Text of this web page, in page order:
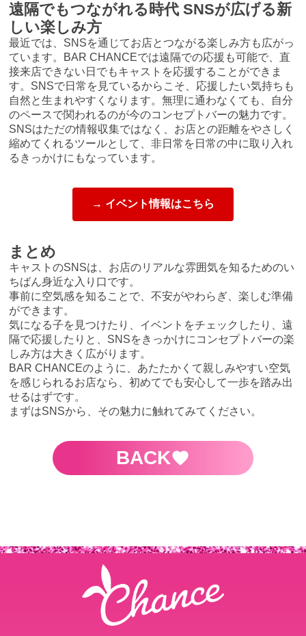
遠隔でもつながれる時代 SNSが広げる新
しい楽しみ方
最近では、SNSを通じてお店とつながる楽しみ方も広がっ
ています。BAR CHANCEでは遠隔での応援も可能で、直
接来店できない日でもキャストを応援することができま
す。SNSで日常を見ているからこそ、応援したい気持ちも
自然と生まれやすくなります。無理に通わなくても、自分
のペースで関われるのが今のコンセプトバーの魅力です。
SNSはただの情報収集ではなく、お店との距離をやさしく
縮めてくれるツールとして、非日常を日常の中に取り入れ
るきっかけにもなっています。
→ イベント情報はこちら
まとめ
キャストのSNSは、お店のリアルな雰囲気を知るためのい
ちばん身近な入り口です。
事前に空気感を知ることで、不安がやわらぎ、楽しむ準備
ができます。
気になる子を見つけたり、イベントをチェックしたり、遠
隔で応援したりと、SNSをきっかけにコンセプトバーの楽
しみ方は大きく広がります。
BAR CHANCEのように、あたたかくて親しみやすい空気
を感じられるお店なら、初めてでも安心して一歩を踏み出
せるはずです。
まずはSNSから、その魅力に触れてみてください。
BACK